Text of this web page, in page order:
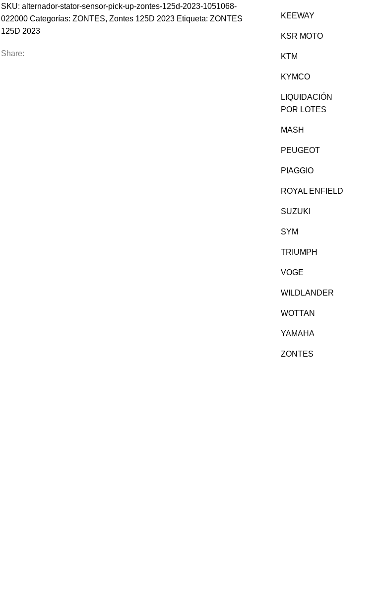
SKU: alternador-stator-sensor-pick-up-zontes-125d-2023-1051068-
022000 Categorías: ZONTES, Zontes 125D 2023 Etiqueta: ZONTES
125D 2023
Share:
KEEWAY
KSR MOTO
KTM
KYMCO
LIQUIDACIÓN
POR LOTES
MASH
PEUGEOT
PIAGGIO
ROYAL ENFIELD
SUZUKI
SYM
TRIUMPH
VOGE
WILDLANDER
WOTTAN
YAMAHA
ZONTES